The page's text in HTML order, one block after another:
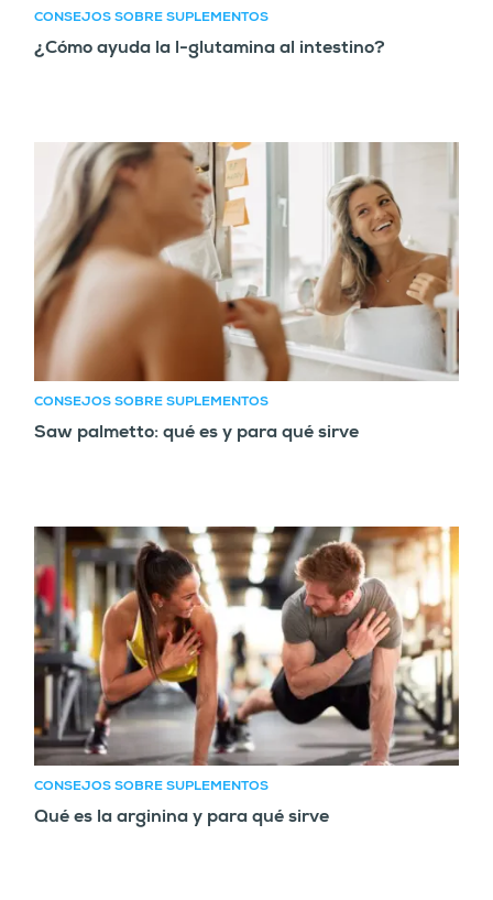
CONSEJOS SOBRE SUPLEMENTOS
¿Cómo ayuda la l-glutamina al intestino?
CONSEJOS SOBRE SUPLEMENTOS
Saw palmetto: qué es y para qué sirve
CONSEJOS SOBRE SUPLEMENTOS
Qué es la arginina y para qué sirve